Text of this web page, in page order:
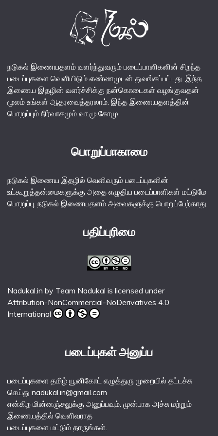
நடுகல் இணையதளம் வளர்ந்துவரும் படைப்பாளிகளின் சிறந்த
படைப்புகளை வெளியிடும் எண்ணமுடன் துவங்கப்பட்டது. இந்த
இணைய இதழின் வளர்ச்சிக்கு நன்கொடைகள் வழங்குவதன்
மூலம் உங்கள் ஆதரவைத்தரலாம். இந்த இணையதளத்தின்
பொறுப்பும் நிர்வாகமும் வா.மு.கோமு.
பொறுப்பாகாமை
நடுகல் இணைய இதழில் வெளிவரும் படைப்புகளின்
உட்கூறுத்தன்மைகளுக்கு அதை எழுதிய படைப்பாளிகள் மட்டுமே
பொறுப்பு. நடுகல் இணையதளம் அவைகளுக்கு பொறுப்பேற்காது.
பதிப்புரிமை
Nadukal.in by Team Nadukal is licensed under
Attribution-NonCommercial-NoDerivatives 4.0
International
படைப்புகள் அனுப்ப
படைப்புகளை தமிழ் யூனிகோட் எழுத்துரு முறையில் தட்டச்சு
செய்து nadukal.in@gmail.com
என்கிற மின்னஞ்சலுக்கு அனுப்பவும். முன்பாக அச்சு மற்றும்
இணையத்தில் வெளிவராத
படைப்புகளை மட்டும் தாருங்கள்.